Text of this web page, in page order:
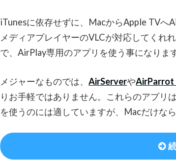
iTunesに依存せずに、MacからApple TVへ
メディアプレイヤーのVLCが対応してくれ
で、AirPlay専用のアプリを使う事になります
メジャーなものでは、AirServerやAirParrot
りお手軽ではありません。これらのアプ
を使うのには適していますが、Macだけな